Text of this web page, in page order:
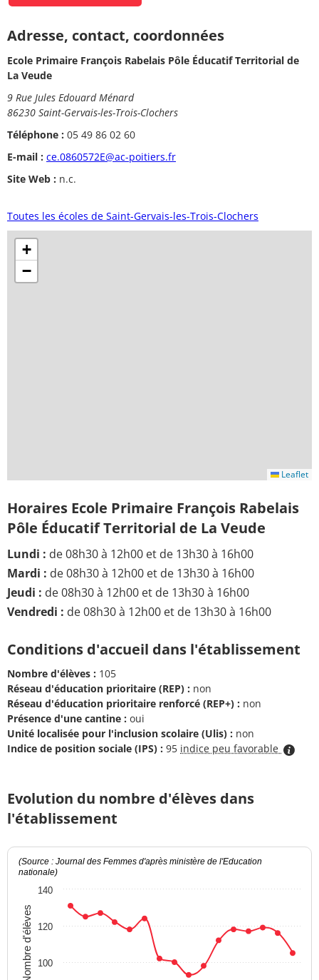
Adresse, contact, coordonnées
Ecole Primaire François Rabelais Pôle Éducatif Territorial de
La Veude
9 Rue Jules Edouard Ménard
86230 Saint-Gervais-les-Trois-Clochers
Téléphone : 05 49 86 02 60
E-mail : ce.0860572E@ac-poitiers.fr
Site Web : n.c.
Toutes les écoles de Saint-Gervais-les-Trois-Clochers
+
−
Leaflet
Horaires Ecole Primaire François Rabelais
Pôle Éducatif Territorial de La Veude
Lundi : de 08h30 à 12h00 et de 13h30 à 16h00
Mardi : de 08h30 à 12h00 et de 13h30 à 16h00
Jeudi : de 08h30 à 12h00 et de 13h30 à 16h00
Vendredi : de 08h30 à 12h00 et de 13h30 à 16h00
Conditions d'accueil dans l'établissement
Nombre d'élèves : 105
Réseau d'éducation prioritaire (REP) : non
Réseau d'éducation prioritaire renforcé (REP+) : non
Présence d'une cantine : oui
Unité localisée pour l'inclusion scolaire (Ulis) : non
Indice de position sociale (IPS) : 95 indice peu favorable
Evolution du nombre d'élèves dans
l'établissement
Nombre d'élèves
(Source : Journal des Femmes d'après ministère de l'Education
nationale)
100
120
140